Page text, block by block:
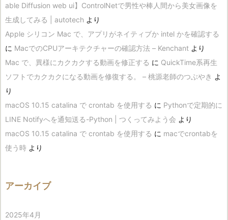
able Diffusion web ui】ControlNetで男性や棒人間から美女画像を
生成してみる | autotech より
Apple シリコン Mac で、アプリがネイティブか intel かを確認する
に MacでのCPUアーキテクチャーの確認方法 – Kenchant より
Mac で、異様にカクカクする動画を修正する に QuickTime系再生
ソフトでカクカクになる動画を修復する。 – 桃源老師のつぶやき よ
り
macOS 10.15 catalina で crontab を使用する に Pythonで定期的に
LINE Notifyへを通知送る-Python | つくってみよう会 より
macOS 10.15 catalina で crontab を使用する に macでcrontabを
使う時 より
アーカイブ
2025年4月